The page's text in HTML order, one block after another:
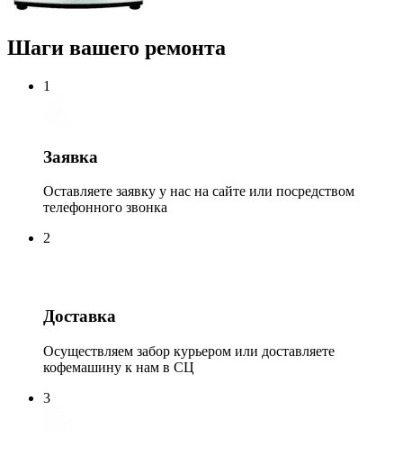
Шаги вашего ремонта
1
Заявка
Оставляете заявку у нас на сайте или посредством
телефонного звонка
2
Доставка
Осуществляем забор курьером или доставляете
кофемашину к нам в СЦ
3